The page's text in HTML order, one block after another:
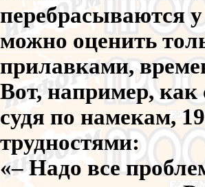
перебрасываются
можно оценить
прилавками,
Вот, например,
судя по намекам,
трудностями:
«– Надо все